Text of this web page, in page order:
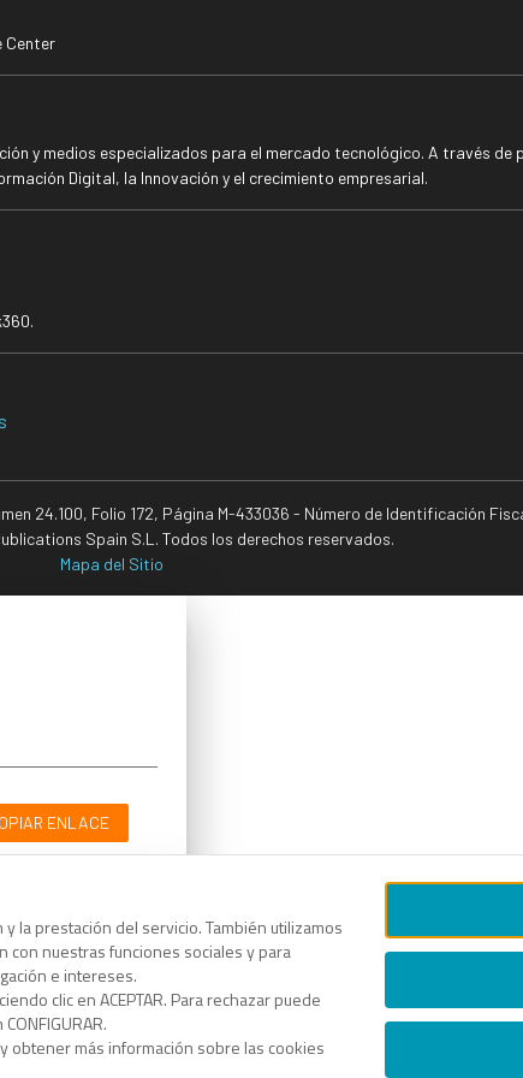
la prestación del servicio. También utilizamos
con nuestras funciones sociales y para
e intereses.
clic en ACEPTAR. Para rechazar puede
obtener más información sobre las cookies
Center
y medios especializados para el mercado tecnológico. A través
Digital, la Innovación y el crecimiento empresarial.
24.100, Folio 172, Página M-433036 - Número de Identificación
Spain S.L. Todos los derechos reservados.
Mapa del Sitio
ENLACE